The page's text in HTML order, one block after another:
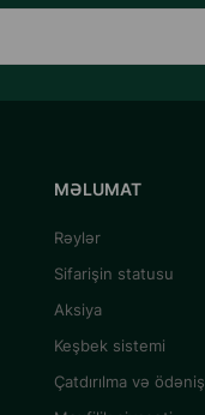
MƏLUMAT
Rəylər
Sifarişin statusu
Aksiya
Keşbek sistemi
Çatdırılma və ödəniş